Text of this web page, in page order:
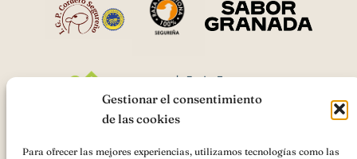
Gestionar el consentimiento
de las cookies
Para ofrecer las mejores experiencias, utilizamos tecnologías como las